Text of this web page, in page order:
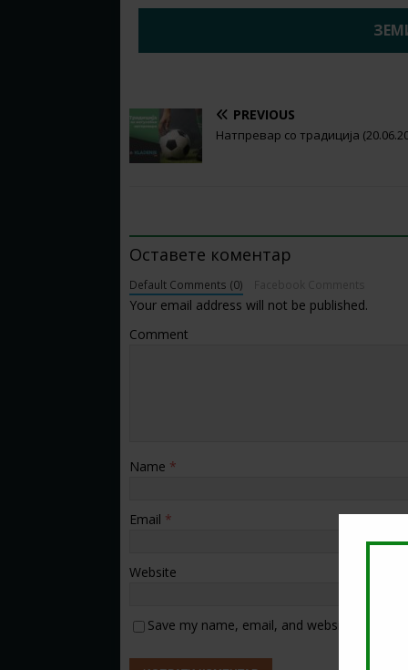
PREVIOUS
Натпревар со традиција
Оставете коментар
Default Comments (0)
Your email address will not be published.
Comment
Name *
Email *
Website
Save my name, email, and website in this